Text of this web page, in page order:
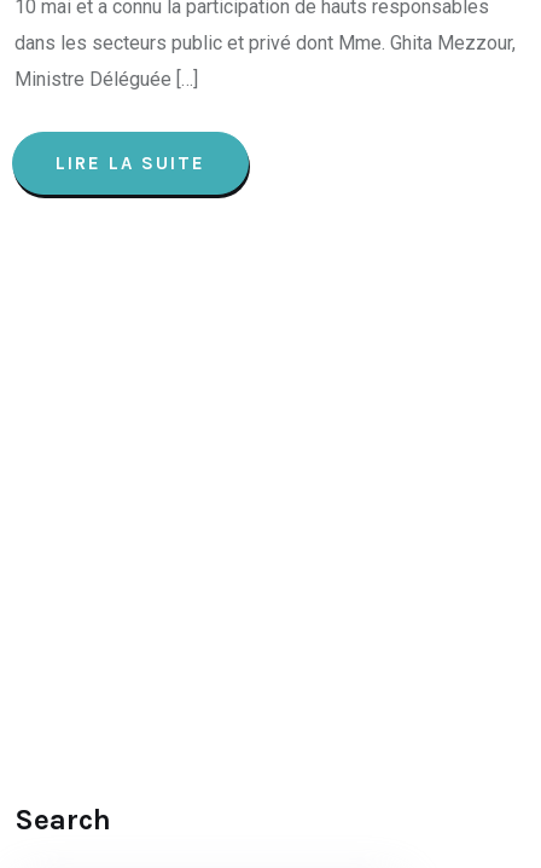
10 mai et a connu la participation de hauts responsables
dans les secteurs public et privé dont Mme. Ghita Mezzour,
Ministre Déléguée […]
LIRE LA SUITE
Search